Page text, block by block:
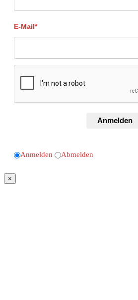
E-Mail*
Anmelden
Anmelden Abmelden
×